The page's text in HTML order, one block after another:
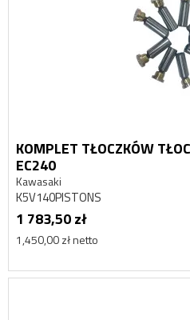
KOMPLET TŁOCZKÓW
EC240
Kawasaki
K5V140PISTONS
1 783,50 zł
1,450,00 zł netto